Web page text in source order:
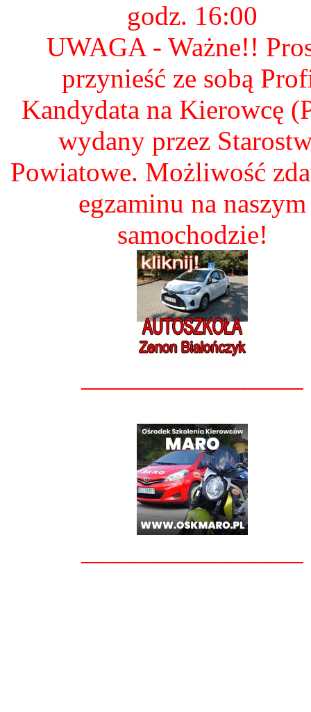
godz. 16:00
UWAGA - Ważne!!
przynieść ze sobą
Kandydata na Kierowcę
wydany przez
Powiatowe. Możliwość
egzaminu na naszym
samochodzie!